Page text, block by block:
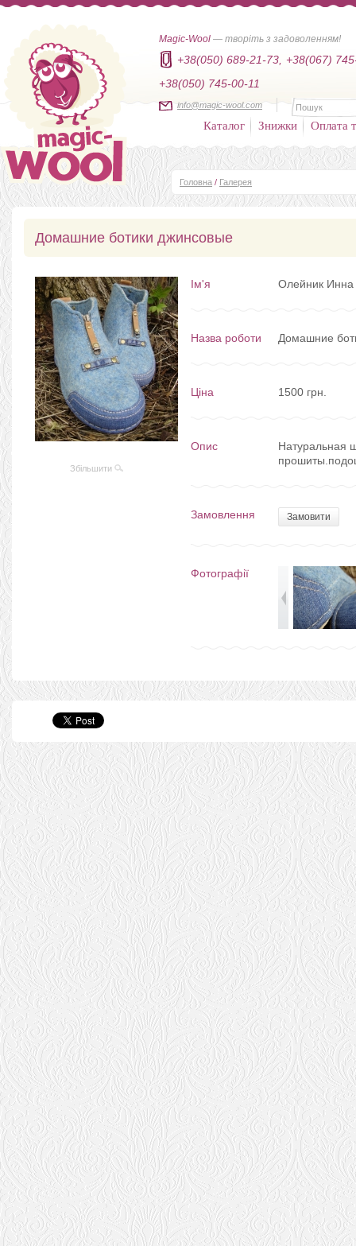
Magic-Wool — творіть з задоволенням!
+38(050) 689-21-73,
+38(067)
+38(050) 745-00-11
info@magic-wool.com
Каталог Знижки Оплата
Головна / Галерея
Домашние ботики джинсовые
Збільшити
Ім'я Олейник Инна
Назва роботи Домашние
Ціна 1500 грн.
Опис
Натуральная
Замовлення Замовити
Фотографії